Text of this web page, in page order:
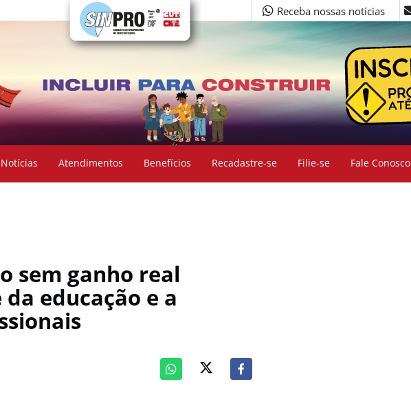
Receba nossas notícias
Notícias Atendimentos Benefícios Recadastre-se Filie-se Fale Conosco
sem ganho real
educação e a